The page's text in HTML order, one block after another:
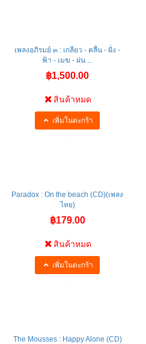
เพลงอภิรมย์ ๓ : เกลียว - คลื่น - ฝั่ง -
ฟ้า - เมฆ - ฝน ...
฿1,500.00
สินค้าหมด
เพิ่มในตะกร้า
Paradox : On the beach (CD)(เพลง
ไทย)
฿179.00
สินค้าหมด
เพิ่มในตะกร้า
The Mousses : Happy Alone (CD)